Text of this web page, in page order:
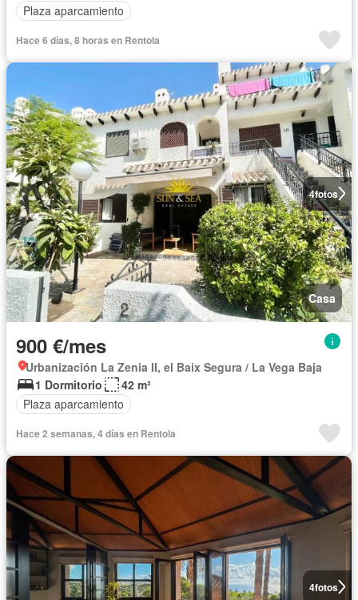
Plaza aparcamiento
Hace 6 días, 8 horas en Rentola
4fotos
Casa
900 €/mes
Urbanización La Zenia II, el Baix Segura / La Vega Baja
1 Dormitorio
42 m²
Plaza aparcamiento
Hace 2 semanas, 4 días en Rentola
4fotos